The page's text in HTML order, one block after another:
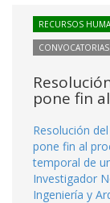
RECURSOS
pone fin
Resolución
pone fin al
temporal de
Investigador
Ingeniería y